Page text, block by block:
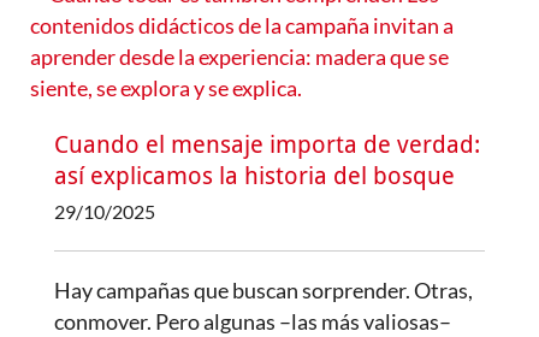
Cuando el mensaje importa de verdad:
así explicamos la historia del bosque
29/10/2025
Hay campañas que buscan sorprender. Otras,
conmover. Pero algunas –las más valiosas–